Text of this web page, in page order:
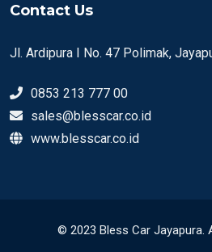
Contact Us
Jl. Ardipura I No. 47 Polimak,
0853 213 777 00
sales@blesscar.co.id
www.blesscar.co.id
© 2023 Bless Car Jayapura.